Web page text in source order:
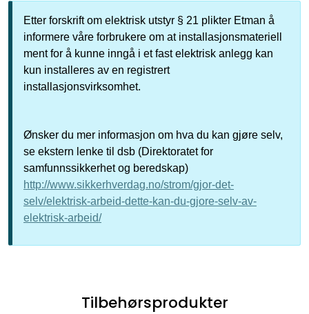
Etter forskrift om elektrisk utstyr § 21 plikter Etman å
informere våre forbrukere om at installasjonsmateriell
ment for å kunne inngå i et fast elektrisk anlegg kan
kun installeres av en registrert
installasjonsvirksomhet.
Ønsker du mer informasjon om hva du kan gjøre selv,
se ekstern lenke til dsb (Direktoratet for
samfunnssikkerhet og beredskap)
http://www.sikkerhverdag.no/strom/gjor-det-
selv/elektrisk-arbeid-dette-kan-du-gjore-selv-av-
elektrisk-arbeid/
Tilbehørsprodukter